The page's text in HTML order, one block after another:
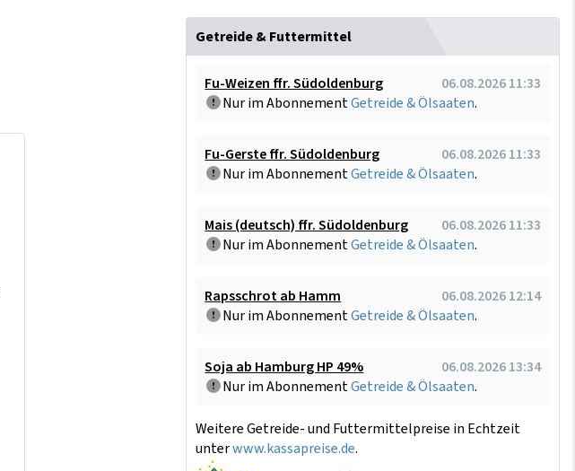
Getreide & Futtermittel
Fu-Weizen ffr. Südoldenburg
06.08.2026 11:33
Nur im AbonnementGetreide & Ölsaaten.
Fu-Gerste ffr. Südoldenburg
06.08.2026 11:33
Nur im AbonnementGetreide & Ölsaaten.
Mais (deutsch) ffr. Südoldenburg
06.08.2026 11:33
Nur im AbonnementGetreide & Ölsaaten.
Rapsschrot ab Hamm
06.08.2026 12:14
Nur im AbonnementGetreide & Ölsaaten.
Soja ab Hamburg HP 49%
06.08.2026 13:34
Nur im AbonnementGetreide & Ölsaaten.
Weitere Getreide- und Futtermittelpreise in Echtzeit
unterwww.kassapreise.de.